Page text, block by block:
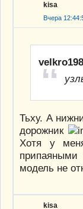
kisa
Вчера
Тьху. А
дорожник
Хотя у
модель не
kisa